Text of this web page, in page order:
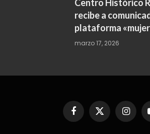
Centro Histórico
recibe a
plataforma
marzo 17, 2026
FacebookX